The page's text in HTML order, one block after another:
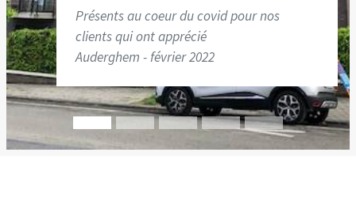
Présents au coeur du covid pour nos
clients qui ont apprécié
Auderghem - février 2022